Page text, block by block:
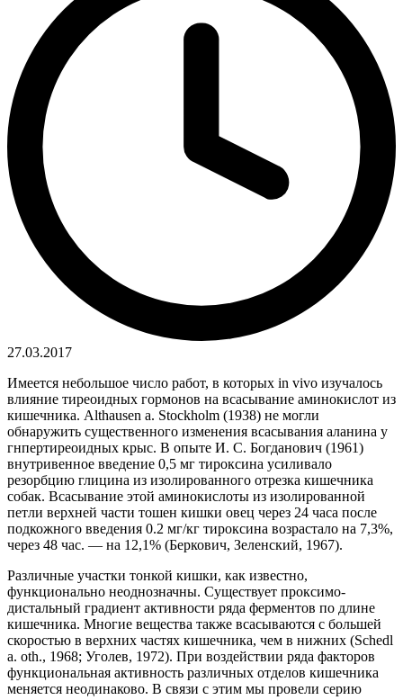
27.03.2017
Имеется небольшое число работ, в которых in vivo изучалось
влияние тиреоидных гормонов на всасывание аминокислот из
кишечника. Althausen a. Stockholm (1938) не могли
обнаружить существенного изменения всасывания аланина у
гнпертиреоидных крыс. В опыте И. С. Богданович (1961)
внутривенное введение 0,5 мг тироксина усиливало
резорбцию глицина из изолированного отрезка кишечника
собак. Всасывание этой аминокислоты из изолированной
петли верхней части тошен кишки овец через 24 часа после
подкожного введения 0.2 мг/кг тироксина возрастало на 7,3%,
через 48 час. — на 12,1% (Беркович, Зеленский, 1967).
Различные участки тонкой кишки, как известно,
функционально неоднозначны. Существует проксимо-
дистальный градиент активности ряда ферментов по длине
кишечника. Многие вещества также всасываются с большей
скоростью в верхних частях кишечника, чем в нижних (Schedl
a. oth., 1968; Уголев, 1972). При воздействии ряда факторов
функциональная активность различных отделов кишечника
меняется неодинаково. В связи с этим мы провели серию